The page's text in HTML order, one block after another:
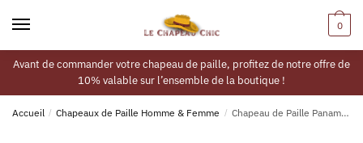
0
Avant de commander votre chapeau de paille, profitez de notre offre de
10% valable sur l’ensemble de la boutique !
Accueil / Chapeaux de Paille Homme & Femme / Chapeau de Paille Panama Marron